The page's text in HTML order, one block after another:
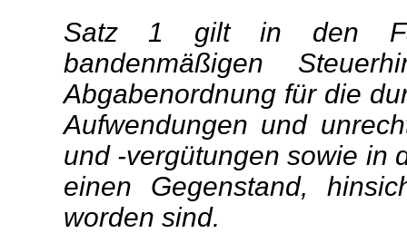
Satz 1 gilt in den
bandenmäßigen
Abgabenordnung für die
Aufwendungen und
und -vergütungen sowie in
einen Gegenstand,
worden sind.